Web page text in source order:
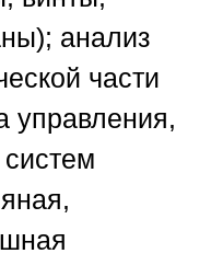
анализ
части
управления,